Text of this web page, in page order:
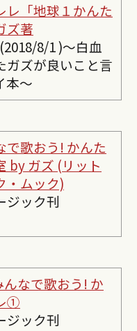
レ「地球１かんた
ズ著
8/1 )〜白血
ガズが良いこと言
本〜
で歌おう! かんた
by ガズ (リット
・ムック)
ジック刊
なで歌おう! か
①
ジック刊